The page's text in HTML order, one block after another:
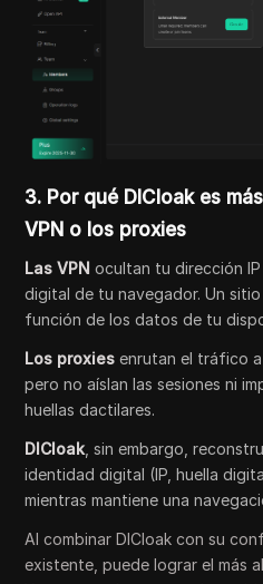
3. Por qué DICloak es
VPN o los proxies
Las VPN ocultan tu dirección
digital de tu navegador. Un
función de los datos de tu
Los proxies enrutan el tráfico
pero no aíslan las sesiones ni
huellas dactilares.
DICloak, sin embargo,
identidad digital (IP, huella
mientras mantiene una
Al combinar DICloak con su
existente, puede lograr el más